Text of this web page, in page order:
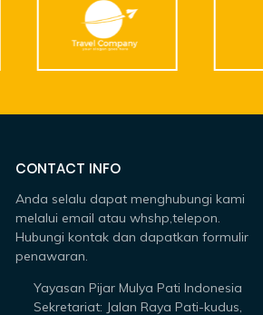
CONTACT INFO
Anda selalu dapat menghubungi kami
melalui email atau whshp,telepon.
Hubungi kontak dan dapatkan formulir
penawaran.
Yayasan Pijar Mulya Pati Indonesia
Sekretariat: Jalan Raya Pati-kudus,